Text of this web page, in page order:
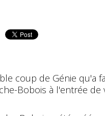
coup de Génie qu'a
Bobois à l'entrée